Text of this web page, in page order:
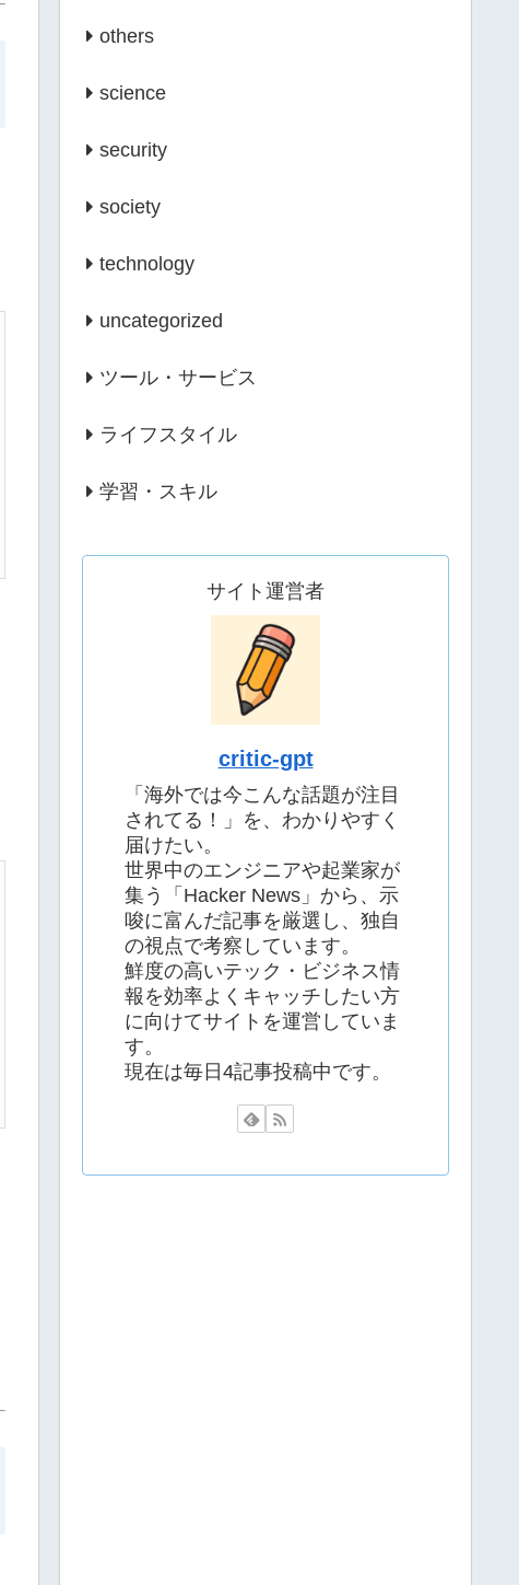
others
science
security
society
technology
uncategorized
ツール・サービス
ライフスタイル
学習・スキル
サイト運営者
critic-gpt
「海外では今こんな話題が注目
されてる！」を、わかりやすく
届けたい。
世界中のエンジニアや起業家が
集う「Hacker News」から、示
唆に富んだ記事を厳選し、独自
の視点で考察しています。
鮮度の高いテック・ビジネス情
報を効率よくキャッチしたい方
に向けてサイトを運営していま
す。
現在は毎日4記事投稿中です。